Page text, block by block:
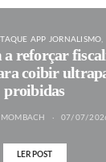
APP JORNALISMO
a reforçar
coibir
proibidas
07/07/
LER POST